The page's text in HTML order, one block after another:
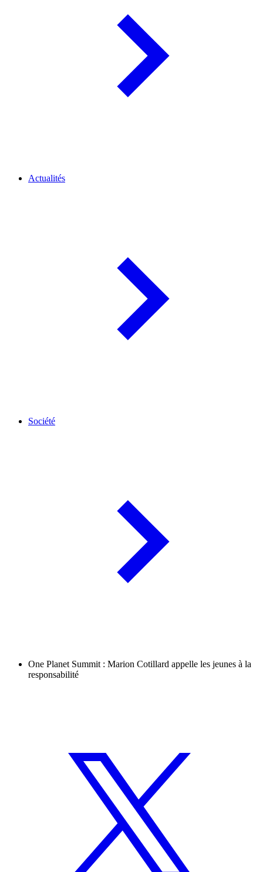
Actualités
Société
One Planet Summit : Marion Cotillard appelle les jeunes à la
responsabilité